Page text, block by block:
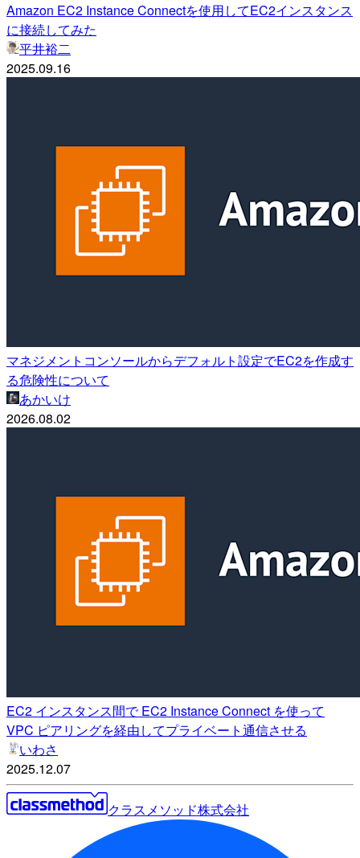
Amazon EC2 Instance Connectを使用してEC2インスタンス
に接続してみた
平井裕二
2025.09.16
マネジメントコンソールからデフォルト設定でEC2を作成す
る危険性について
あかいけ
2026.08.02
EC2 インスタンス間で EC2 Instance Connect を使って
VPC ピアリングを経由してプライベート通信させる
いわさ
2025.12.07
クラスメソッド株式会社